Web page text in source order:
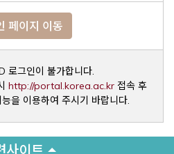
페이지 이동
로그인이 불가합니다.
http://portal.korea.ac.krOpens a
접속 후
을 이용하여 주시기 바랍니다.
사이트